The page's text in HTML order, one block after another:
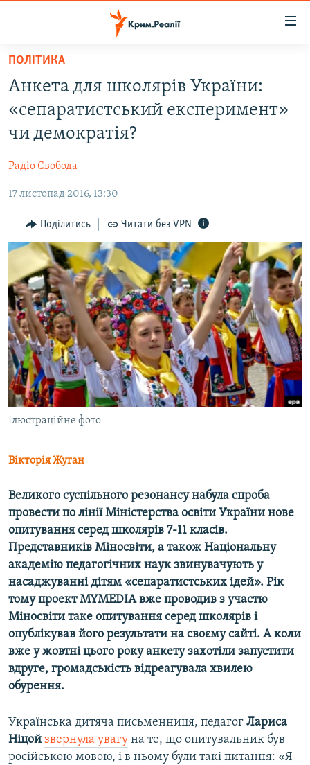
Перейти
основного
матеріалу
основної
Перейти
пошуку
ВОДА.КРИМ
ВІДЕО ТА ФОТО
БЛОГИ
ПОГЛЯД
ІНТЕРВ'Ю
ВСЕ ЗА ДЕНЬ
СПЕЦПРОЕКТИ
ДЕПОРТАЦІЯ
ВІДЕОУРОКИ «ELIFBE»
СВІДЧЕННЯ ОКУПАЦІЇ
УКРАЇНСЬКА ПРОБЛЕМА КРИМУ
ІНФОГРАФІКА
ЯК ОБІЙТИ БЛОКУВАННЯ
Русский
Qırımtatar
ДОЛУЧАЙСЯ!
Усі сайти RFE/RL
ПОЛІТИКА
Анкета для школярів України:
«сепаратистський експеримент»
чи демократія?
Радіо Свобода
17 листопад 2016, 13:30
Поділитись Читати без VPN
Ілюстраційне фото
Вікторія Жуган
Великого суспільного резонансу набула спроба
провести по лінії Міністерства освіти України нове
опитування серед школярів 7-11 класів.
Представників Міносвіти, а також Національну
академію педагогічних наук звинувачують у
насаджуванні дітям «сепаратистських ідей». Рік
тому проект MYMEDIA вже проводив з участю
Міносвіти таке опитування серед школярів і
опублікував його результати на своєму сайті. А коли
вже у жовтні цього року анкету захотіли запустити
вдруге, громадськість відреагувала хвилею
обурення.
Українська дитяча письменниця, педагог Лариса
Ніцой звернула увагу на те, що опитувальник був
російською мовою, і в ньому були такі питання: «Я